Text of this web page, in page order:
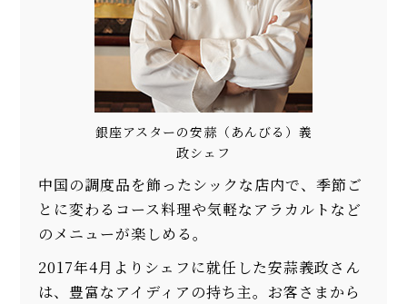
銀座アスターの安蒜（あんびる）義
政シェフ
中国の調度品を飾ったシックな店内で、季節ご
とに変わるコース料理や気軽なアラカルトなど
のメニューが楽しめる。
2017年4月よりシェフに就任した安蒜義政さん
は、豊富なアイディアの持ち主。お客さまから